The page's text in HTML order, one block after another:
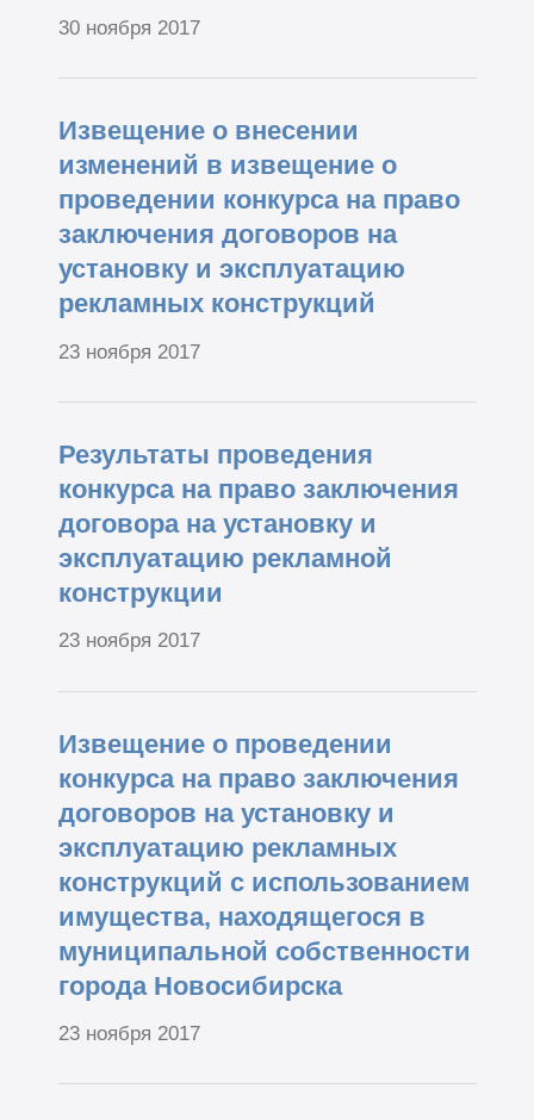
30 ноября 2017
Извещение о внесении
изменений в извещение о
проведении конкурса на право
заключения договоров на
установку и эксплуатацию
рекламных конструкций
23 ноября 2017
Результаты проведения
конкурса на право заключения
договора на установку и
эксплуатацию рекламной
конструкции
23 ноября 2017
Извещение о проведении
конкурса на право заключения
договоров на установку и
эксплуатацию рекламных
конструкций с использованием
имущества, находящегося в
муниципальной собственности
города Новосибирска
23 ноября 2017